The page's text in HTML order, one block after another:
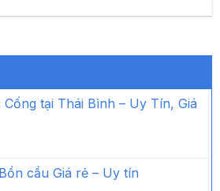
tại Thái Bình – Uy Tín, Giá
cầu Giá rẻ – Uy tín